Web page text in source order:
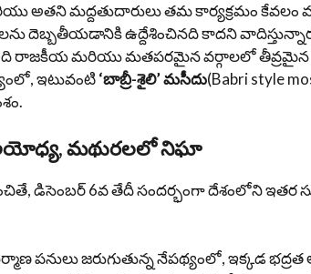
అతని మద్దతుదారులు తమ కార్యక్రమం
దెబ్బతీయడానికి ఉద్దేశించినది కాదని
రాజకీయ మరియు మతపరమైన వర్గాలలో తీవ్రమైన
ఇటువంటి‘బాబ్రీ-శైలి’ మసీదు(Babri style
అయోధ్య, మథురలలో నిఘా
డిసెంబర్ 6వ తేదీ సందర్భంగా దేశంలోని
పనులు జరుగుతున్న నేపథ్యంలో, ఇక్కడ